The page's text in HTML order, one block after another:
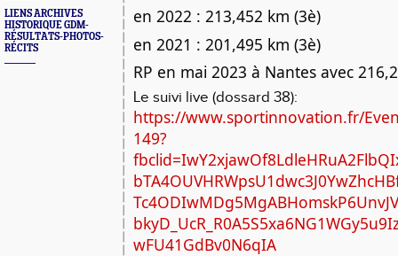
LIENS ARCHIVES
HISTORIQUE GDM-
RÉSULTATS-PHOTOS-
RÉCITS
en 2022 : 213,452 km (3è)
en 2021 : 201,495 km (3è)
RP en mai 2023 à Nantes avec
Le suivi live (dossard 38):
https://www.sportinnovation.fr/
149?
wFU41GdBv0N6qIA